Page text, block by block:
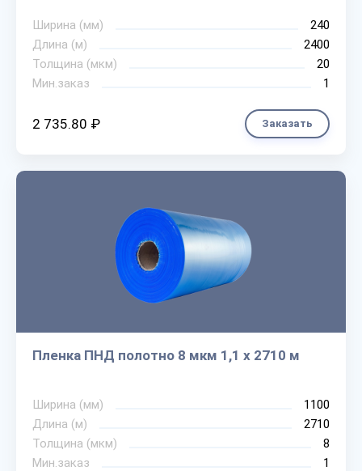
Ширина (мм)
240
Длина (м)
2400
Толщина (мкм)
20
Мин.заказ
1
2 735.80 ₽ Заказать
Пленка ПНД полотно 8 мкм 1,1 х 2710 м
Ширина (мм)
1100
Длина (м)
2710
Толщина (мкм)
8
Мин.заказ
1